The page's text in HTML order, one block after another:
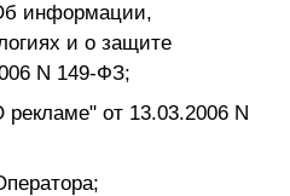
информации,
и о защите
N 149-ФЗ;
от 13.03.2006 N